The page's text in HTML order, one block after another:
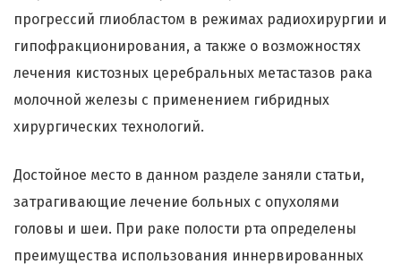
прогрессий глиобластом в режимах радиохирургии и
гипофракционирования, а также о возможностях
лечения кистозных церебральных метастазов рака
молочной железы с применением гибридных
хирургических технологий.
Достойное место в данном разделе заняли статьи,
затрагивающие лечение больных с опухолями
головы и шеи. При раке полости рта определены
преимущества использования иннервированных